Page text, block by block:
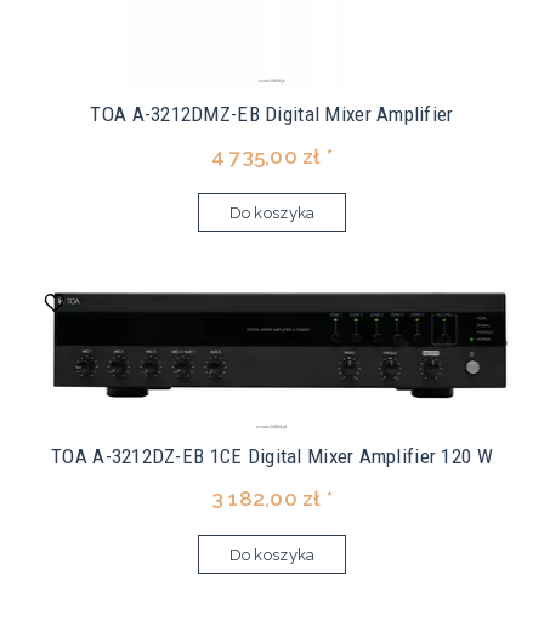
TOA A-3212DMZ-EB Digital Mixer Amplifier
4 735,00 zł *
Do koszyka
TOA A-3212DZ-EB 1CE Digital Mixer Amplifier 120 W
3 182,00 zł *
Do koszyka